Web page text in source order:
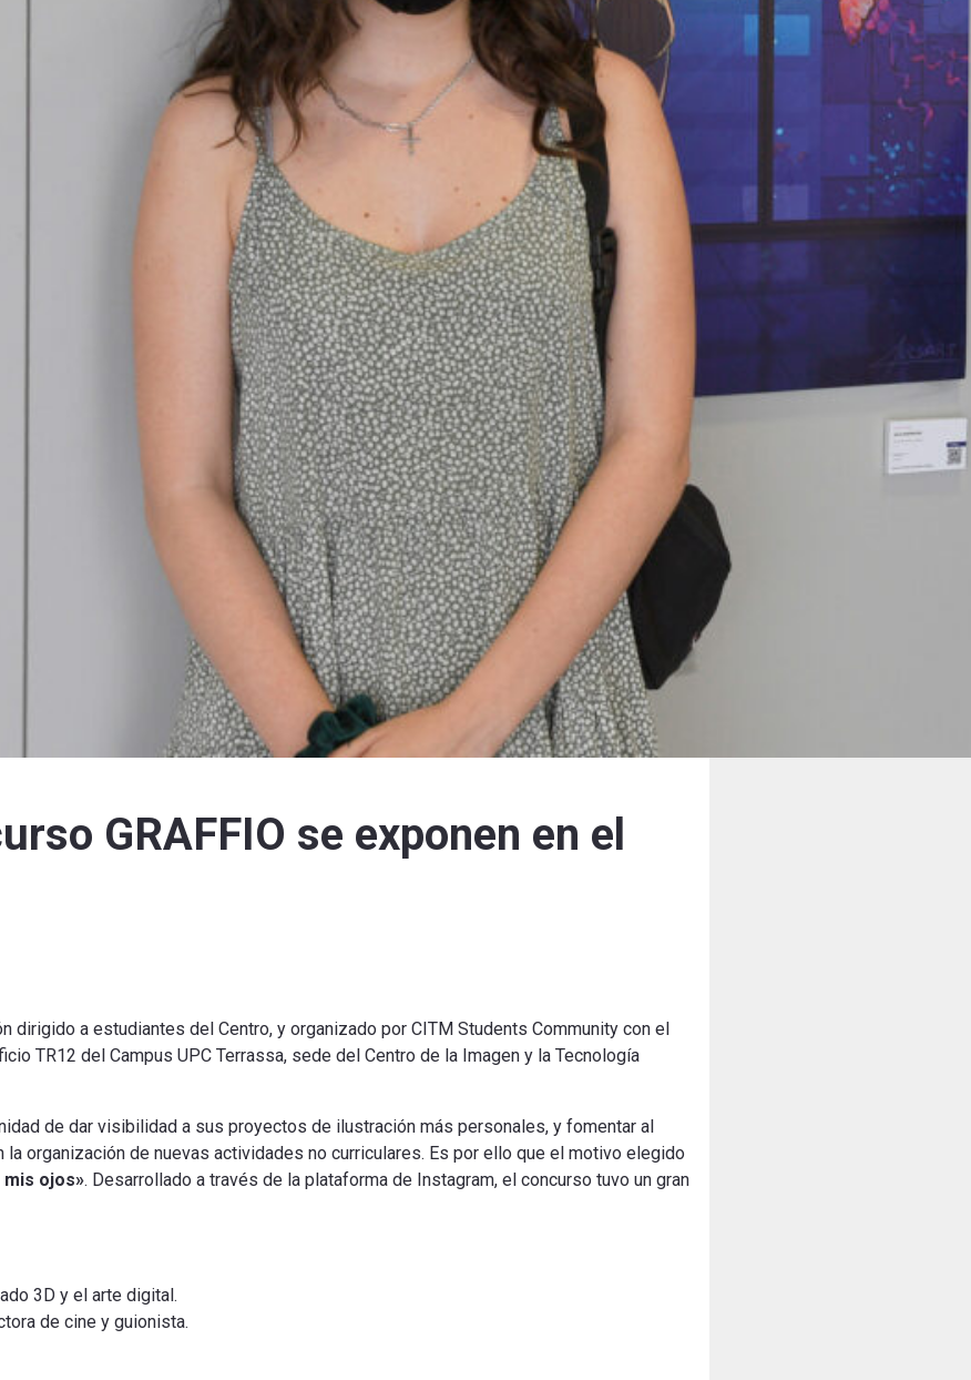
GRAFFIO se exponen en el
dirigido a estudiantes del Centro, y organizado por CITM Students Community con el
TR12 del Campus UPC Terrassa, sede del Centro de la Imagen y la Tecnología
de dar visibilidad a sus proyectos de ilustración más personales, y fomentar al
la organización de nuevas actividades no curriculares. Es por ello que el motivo elegido
mis ojos». Desarrollado a través de la plataforma de Instagram, el concurso tuvo un gran
3D y el arte digital.
de cine y guionista.